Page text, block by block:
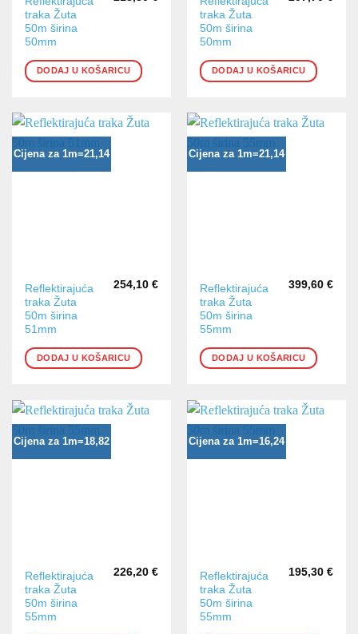
traka Žuta
50m širina
50mm
DODAJ U KOŠARICU
traka Žuta
50m širina
50mm
DODAJ U KOŠARICU
Cijena za 1m=21,14
Reflektirajuća
traka Žuta
50m širina
51mm
254,10 €
DODAJ U KOŠARICU
Cijena za 1m=21,14
Reflektirajuća
traka Žuta
50m širina
55mm
399,60 €
DODAJ U KOŠARICU
Cijena za 1m=18,82
Reflektirajuća
traka Žuta
50m širina
55mm
226,20 €
Cijena za 1m=16,24
Reflektirajuća
traka Žuta
50m širina
55mm
195,30 €